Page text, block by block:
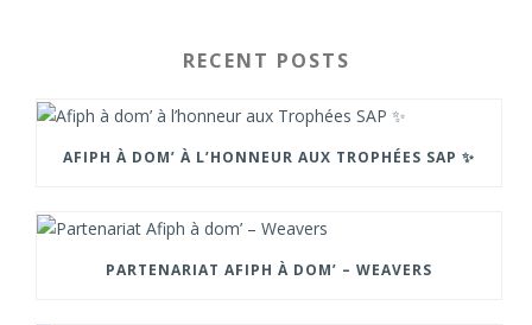
RECENT POSTS
AFIPH À DOM’ À L’HONNEUR AUX TROPHÉES SAP ✨
PARTENARIAT AFIPH À DOM’ – WEAVERS